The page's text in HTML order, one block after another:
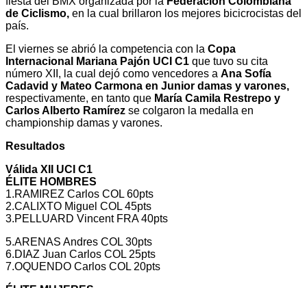
de Ciclismo, en la cual brillaron los mejores bicicrocistas del
país.
El viernes se abrió la competencia con la Copa
Internacional Mariana Pajón UCI C1 que tuvo su cita
número XII, la cual dejó como vencedores a Ana Sofía
Cadavid y Mateo Carmona en Junior damas y varones,
respectivamente, en tanto que María Camila Restrepo y
Carlos Alberto Ramírez se colgaron la medalla en
championship damas y varones.
Resultados
Válida XII UCI C1
ÉLITE HOMBRES
1.RAMIREZ Carlos COL 60pts
2.CALIXTO Miguel COL 45pts
3.PELLUARD Vincent FRA 40pts
5.ARENAS Andres COL 30pts
6.DIAZ Juan Carlos COL 25pts
7.OQUENDO Carlos COL 20pts